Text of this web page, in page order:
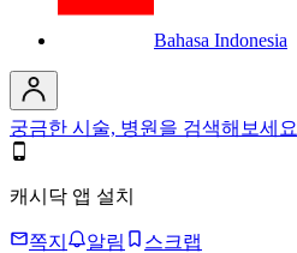
Bahasa Indonesia
궁금한 시술, 병원을 검색해보세요
캐시닥 앱 설치
쪽지 알림
스크랩